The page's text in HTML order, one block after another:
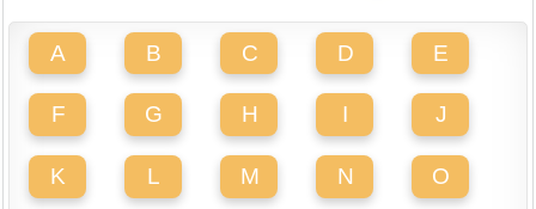
A B C D E
F G H I J
K L M N O